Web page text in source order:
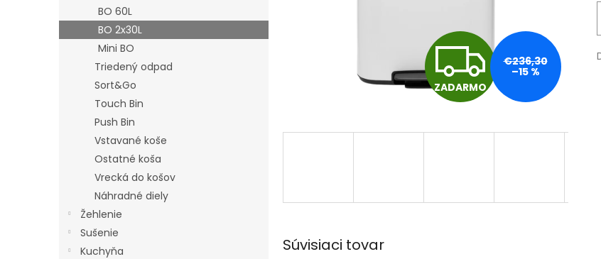
BO 60L
BO 2x30L
Mini BO
Triedený odpad
Sort&Go
Touch Bin
Push Bin
Vstavané koše
Ostatné koša
Vrecká do košov
Náhradné diely
Žehlenie
Sušenie
Kuchyňa
Z
A
A
ZADARMO
€236,30
–15 %
Súvisiaci tovar